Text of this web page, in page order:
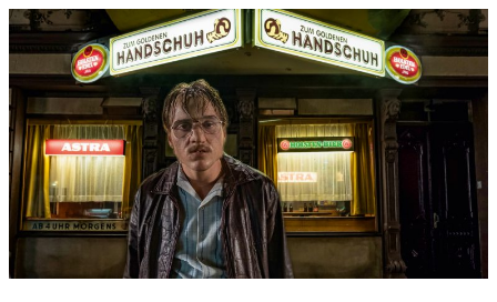
I
V
E
R
M
U
M
M
I
N
D
E